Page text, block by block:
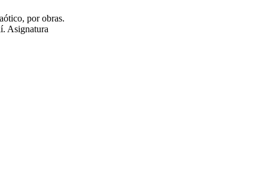
por obras.
Asignatura